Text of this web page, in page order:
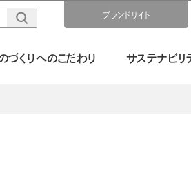
ブランドサイト
づくりへのこだわり サステナビ